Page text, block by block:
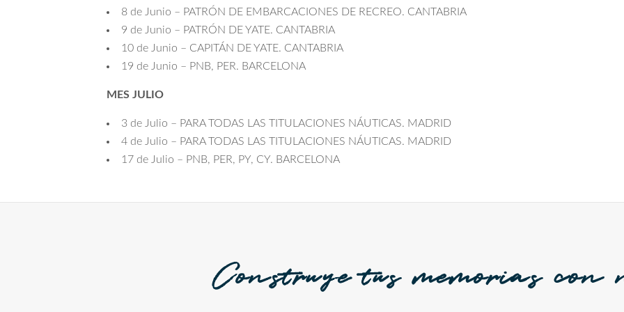
8 de Junio – PATRÓN DE EMBARCACIONES DE RECREO. CANTABRIA
9 de Junio – PATRÓN DE YATE. CANTABRIA
10 de Junio – CAPITÁN DE YATE. CANTABRIA
19 de Junio – PNB, PER. BARCELONA
MES JULIO
3 de Julio – PARA TODAS LAS TITULACIONES NÁUTICAS. MADRID
4 de Julio – PARA TODAS LAS TITULACIONES NÁUTICAS. MADRID
17 de Julio – PNB, PER, PY, CY. BARCELONA
Construye tus memorias con